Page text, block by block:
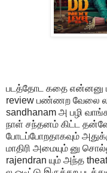
படத்தோட கதை என்னனு
review பண்ணற வேலை ல
sandhanam அ பழி
நாள் சந்தனம் கிட்ட
போடப்போறதாகவும்
மாதிரி அமையும் னு
rajendran யும் அந்த